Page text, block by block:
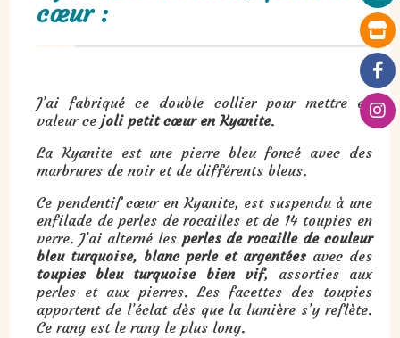
cœur :
J’ai fabriqué ce double collier pour mettre en
valeur cejoli petit cœur en Kyanite.
La Kyanite est une pierre bleu foncé avec des
marbrures de noir et de différents bleus.
Ce pendentif cœur en Kyanite, est suspendu à une
enfilade de perles de rocailles et de 14 toupies en
verre. J’ai alterné les perles de rocaille de couleur
bleu turquoise, blanc perle et argentéesavec des
toupies bleu turquoise bien vif, assorties aux
perles et aux pierres. Les facettes des toupies
apportent de l’éclat dès que la lumière s’y reflète.
Ce rang est le rang le plus long.